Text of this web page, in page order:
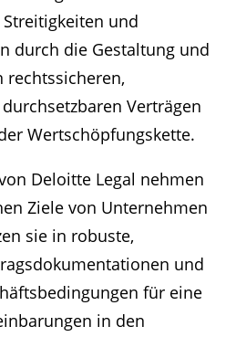
und
durch die Gestaltung und
rechtssicheren,
Verträgen
Wertschöpfungskette.
Deloitte Legal nehmen
Ziele von Unternehmen
sie in robuste,
und
für eine
in den